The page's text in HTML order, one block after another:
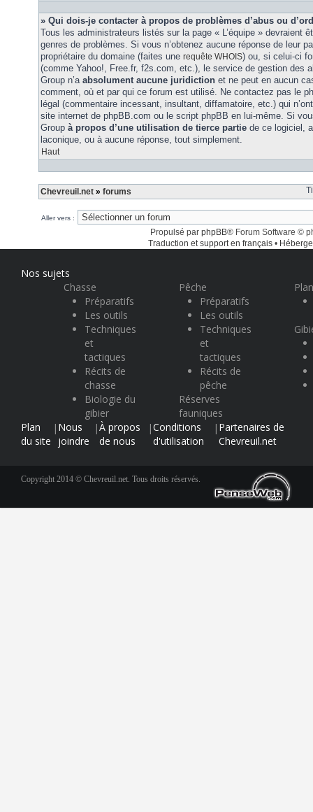
» Qui dois-je contacter à propos de problèmes d’abus ou
Tous les administrateurs listés sur la page « L’équipe » devraient
genres de problèmes. Si vous n’obtenez aucune réponse de leur
propriétaire du domaine (faites une requête WHOIS) ou, si celui-ci
(comme Yahoo!, Free.fr, f2s.com, etc.), le service de gestion des
Group n’a absolument aucune juridiction et ne peut en aucun
comment, où et par qui ce forum est utilisé. Ne contactez pas le
légal (commentaire incessant, insultant, diffamatoire, etc.) qui
site internet de phpBB.com ou le script phpBB en lui-même. Si
Group à propos d’une utilisation de tierce partie de ce logiciel,
laconique, ou à aucune réponse, tout simplement.
Haut
Chevreuil.net » forums
Aller vers :
Propulsé par phpBB® Forum Software ©
Traduction et support en français •
Nos sujets
Chasse
Préparatifs
Les outils
Techniques
et
tactiques
Récits de
chasse
Biologie du
gibier
Pêche
Préparatifs
Les outils
Techniques
et
tactiques
Récits de
pêche
Réserves
fauniques
Plan
du site
| Nous
joindre
|À propos
de nous
|Conditions
d'utilisation
| Partenaires de
Chevreuil.net
Copyright 2014 © Chevreuil.net. Tous droits réservés.